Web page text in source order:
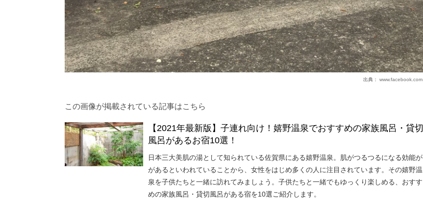
出典： www.facebook.com
この画像が掲載されている記事はこちら
【2021年最新版】子連れ向け！嬉野温泉でおすすめの家族風呂・貸切
風呂があるお宿10選！
日本三大美肌の湯として知られている佐賀県にある嬉野温泉。肌がつるつるになる効能が
があるといわれていることから、女性をはじめ多くの人に注目されています。その嬉野温
泉を子供たちと一緒に訪れてみましょう。子供たちと一緒でもゆっくり楽しめる、おすす
めの家族風呂・貸切風呂がある宿を10選ご紹介します。